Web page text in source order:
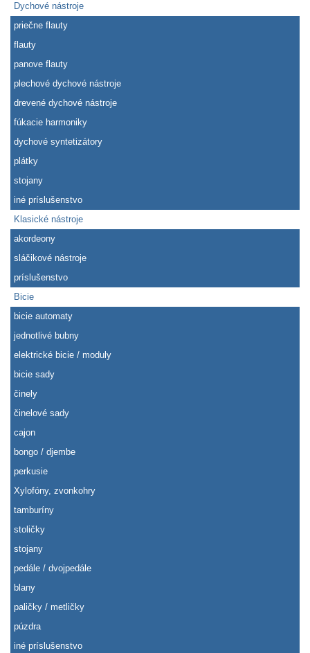
Dychové nástroje
priečne flauty
flauty
panove flauty
plechové dychové nástroje
drevené dychové nástroje
fúkacie harmoniky
dychové syntetizátory
plátky
stojany
iné príslušenstvo
Klasické nástroje
akordeony
sláčikové nástroje
príslušenstvo
Bicie
bicie automaty
jednotlivé bubny
elektrické bicie / moduly
bicie sady
činely
činelové sady
cajon
bongo / djembe
perkusie
Xylofóny, zvonkohry
tamburíny
stoličky
stojany
pedále / dvojpedále
blany
paličky / metličky
púzdra
iné príslušenstvo